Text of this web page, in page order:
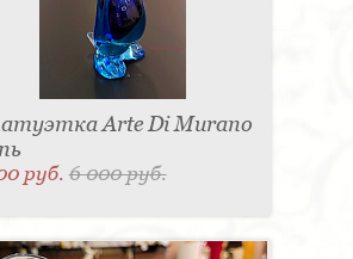
Arte Di Murano
руб.6 000 руб.